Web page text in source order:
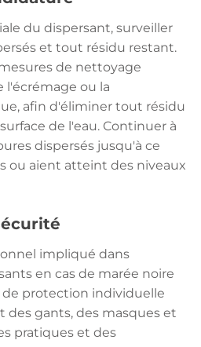
du dispersant, surveiller
et tout résidu restant.
de nettoyage
l'écrémage ou la
afin d'éliminer tout résidu
de l'eau. Continuer à
dispersés jusqu'à ce
ou aient atteint des niveaux
impliqué dans
en cas de marée noire
protection individuelle
gants, des masques et
pratiques et des